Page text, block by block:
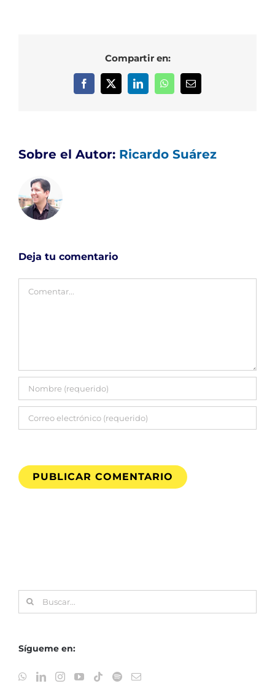
Compartir en:
Facebook
X LinkedInWhatsAppCorreo
Sobre el Autor: Ricardo Suárez
Deja tu comentario
Comentar
Buscar:
Sígueme en: